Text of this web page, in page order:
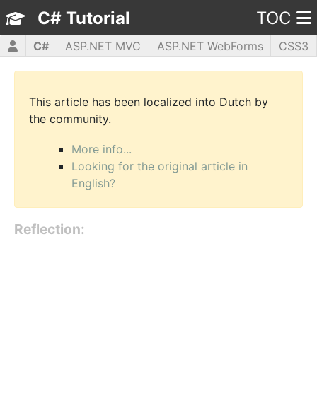
C# Tutorial TOC
C# ASP.NET MVC ASP.NET WebForms
CSS3
HTML5
JavaScript jQuery PHP5 WPF
This article has been localized into Dutch by
the community.
More info...
Looking for the original article in
English?
Reflection: